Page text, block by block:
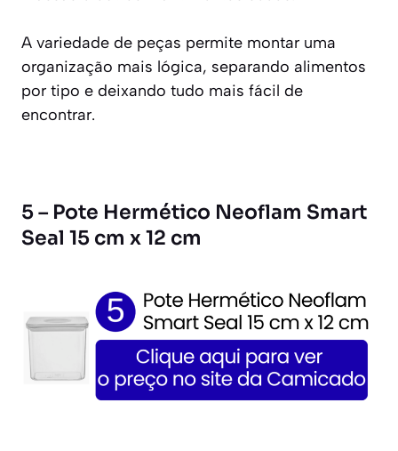
A variedade de peças permite montar uma
organização mais lógica, separando alimentos
por tipo e deixando tudo mais fácil de
encontrar.
5 – Pote Hermético Neoflam Smart
Seal 15 cm x 12 cm